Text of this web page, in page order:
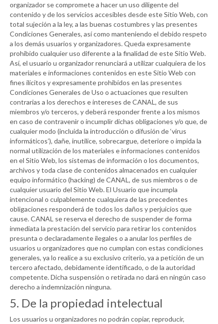
organizador se compromete a hacer un uso diligente del
contenido y de los servicios accesibles desde este Sitio Web, con
total sujeción a la ley, a las buenas costumbres y las presentes
Condiciones Generales, así como manteniendo el debido respeto
a los demás usuarios y organizadores. Queda expresamente
prohibido cualquier uso diferente a la finalidad de este Sitio Web.
Así, el usuario u organizador renunciará a utilizar cualquiera de los
materiales e informaciones contenidos en este Sitio Web con
fines ilícitos y expresamente prohibidos en las presentes
Condiciones Generales de Uso o actuaciones que resulten
contrarias a los derechos e intereses deCANAL , de sus
miembros y/o terceros, y deberá responder frente a los mismos
en caso de contravenir o incumplir dichas obligaciones y/o que, de
cualquier modo (incluida la introducción o difusión de ‘virus
informáticos’), dañe, inutilice, sobrecargue, deteriore o impida la
normal utilización de los materiales e informaciones contenidos
en el Sitio Web, los sistemas de información o los documentos,
archivos y toda clase de contenidos almacenados en cualquier
equipo informático (hacking) deCANAL , de sus miembros o de
cualquier usuario del Sitio Web. El Usuario que incumpla
intencional o culpablemente cualquiera de las precedentes
obligaciones responderá de todos los daños y perjuicios que
cause.CANAL se reserva el derecho de suspender de forma
inmediata la prestación del servicio para retirar los contenidos
presunta o declaradamente ilegales o a anular los perfiles de
usuarios u organizadores que no cumplan con estas condiciones
generales, ya lo realice a su exclusivo criterio, ya a petición de un
tercero afectado, debidamente identificado, o de la autoridad
competente. Dicha suspensión o retirada no dará en ningún caso
derecho a indemnización ninguna.
5. De la propiedad intelectual
Los usuarios u organizadores no podrán copiar, reproducir,